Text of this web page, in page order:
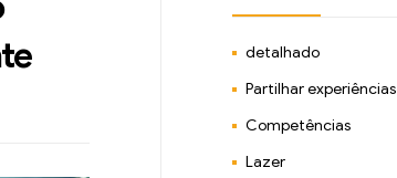
detalhado
Partilhar experiências
Competências
Lazer